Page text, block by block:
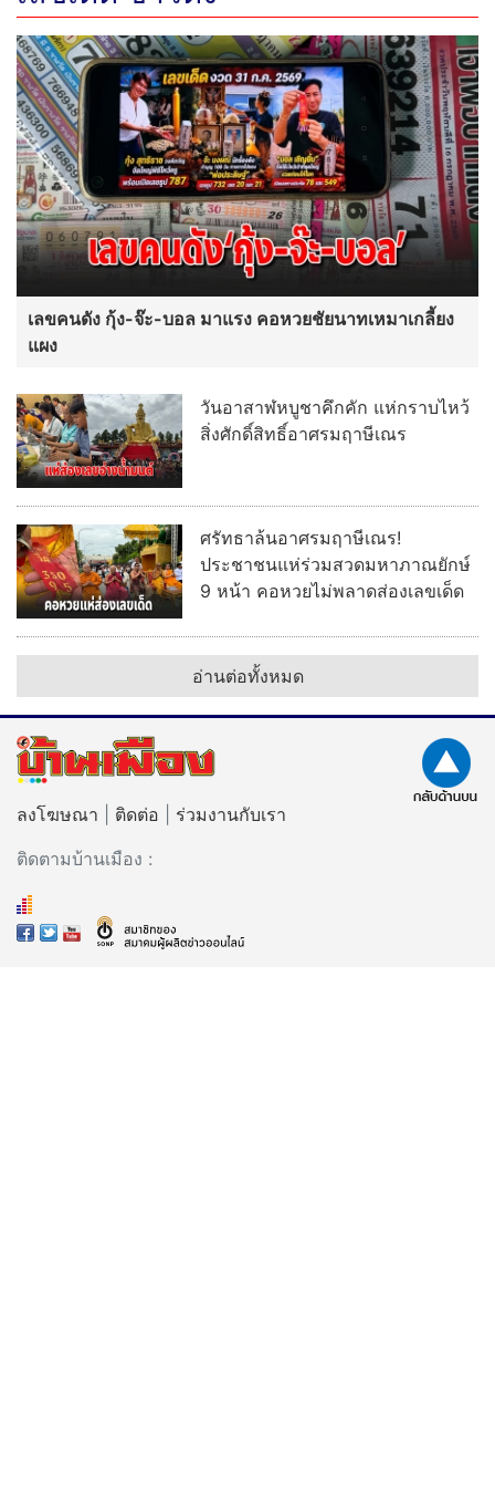
เลขคนดัง กุ้ง-จ๊ะ-บอล มาแรง คอหวยชัยนาทเหมาเกลี้ยง
แผง
วันอาสาฬหบูชาคึกคัก แห่กราบไหว้
สิ่งศักดิ์สิทธิ์อาศรมฤาษีเณร
ศรัทธาล้นอาศรมฤาษีเณร!
ประชาชนแห่ร่วมสวดมหาภาณยักษ์
9 หน้า คอหวยไม่พลาดส่องเลขเด็ด
อ่านต่อทั้งหมด
ลงโฆษณา ติดต่อ
ร่วมงานกับเรา
ติดตามบ้านเมือง :